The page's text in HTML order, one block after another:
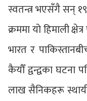
स्वतन्त्र भएसँगै सन्
क्रममा यो हिमाली
भारत र
कैयौँ द्वन्द्वका घटना
लाख सैनिकहरू